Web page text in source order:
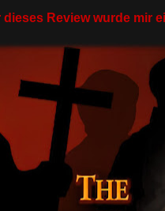
dieses Review wurde mir